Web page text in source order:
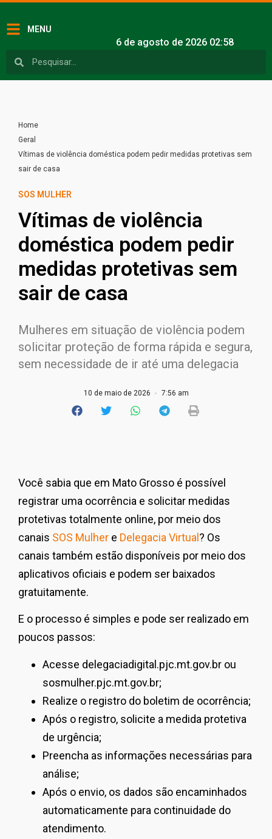
MENU
6 de agosto de 2026 02:58
Home
Geral
Vítimas de violência doméstica podem pedir medidas protetivas sem
sair de casa
SOS MULHER
Vítimas de violência
doméstica podem pedir
medidas protetivas sem
sair de casa
Mulheres em situação de violência podem
solicitar proteção de forma rápida e segura,
sem necessidade de ir até uma delegacia
10 de maio de 2026 7:56 am
Você sabia que em Mato Grosso é possível
registrar uma ocorrência e solicitar medidas
protetivas totalmente online, por meio dos
canais SOS Mulher e Delegacia Virtual ? Os
canais também estão disponíveis por meio dos
aplicativos oficiais e podem ser baixados
gratuitamente.
E o processo é simples e pode ser realizado em
poucos passos:
Acesse delegaciadigital.pjc.mt.gov.br ou
sosmulher.pjc.mt.gov.br;
Realize o registro do boletim de ocorrência;
Após o registro, solicite a medida protetiva
de urgência;
Preencha as informações necessárias para
análise;
Após o envio, os dados são encaminhados
automaticamente para continuidade do
atendimento.